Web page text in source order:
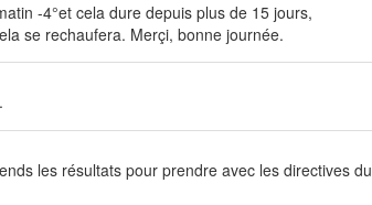
-4°et cela dure depuis plus de 15 jours,
se rechaufera. Merçi, bonne journée.
les résultats pour prendre avec les directives du